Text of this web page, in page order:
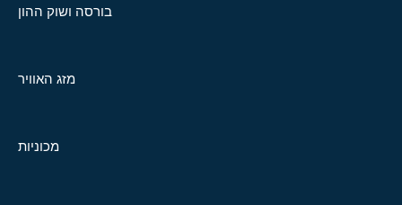
בורסה ושוק ההון
מזג האוויר
מכוניות